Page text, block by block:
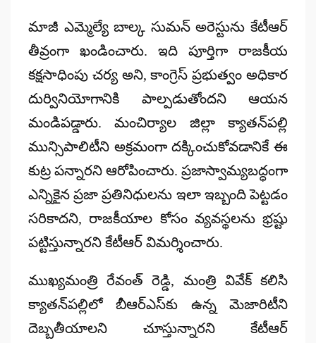
మాజీ ఎమ్మెల్యే బాల్క సుమన్ అరెస్టును కేటీఆర్
తీవ్రంగా ఖండించారు. ఇది పూర్తిగా రాజకీయ
కక్షసాధింపు చర్య అని, కాంగ్రెస్ ప్రభుత్వం అధికార
దుర్వినియోగానికి పాల్పడుతోందని ఆయన
మండిపడ్డారు. మంచిర్యాల జిల్లా క్యాతన్‌పల్లి
మున్సిపాలిటీని అక్రమంగా దక్కించుకోవడానికే ఈ
కుట్ర పన్నారని ఆరోపించారు. ప్రజాస్వామ్యబద్ధంగా
ఎన్నికైన ప్రజా ప్రతినిధులను ఇలా ఇబ్బంది పెట్టడం
సరికాదని, రాజకీయాల కోసం వ్యవస్థలను భ్రష్టు
పట్టిస్తున్నారని కేటీఆర్ విమర్శించారు.
ముఖ్యమంత్రి రేవంత్ రెడ్డి, మంత్రి వివేక్ కలిసి
క్యాతన్‌పల్లిలో బీఆర్ఎస్‌కు ఉన్న మెజారిటీని
దెబ్బతీయాలని చూస్తున్నారని కేటీఆర్